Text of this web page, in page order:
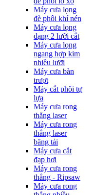
Máy cưa lọng
đè phôi khí nén
Máy cưa lọng
dạng 2 lưỡi cắt
Máy cưa lọng
ngang hợp kim
nhiều lưỡi
Máy cưa bàn
trượt
Máy cắt phôi tự
lựa
Máy cưa rong
thẳng laser
Máy cưa rong
thẳng laser
băng tải
Máy cưa cắt
đạp hơi
Máy cưa rong
thẳng - Ripsaw
Máy cưa rong